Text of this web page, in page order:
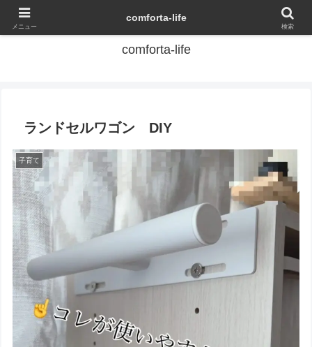
ズボラでも、家事ラク・子育て・子連れ旅行で、家族時間を増やしたい
comforta-life
ランドセルワゴン DIY
子育て
メニュー
comforta-life
検索